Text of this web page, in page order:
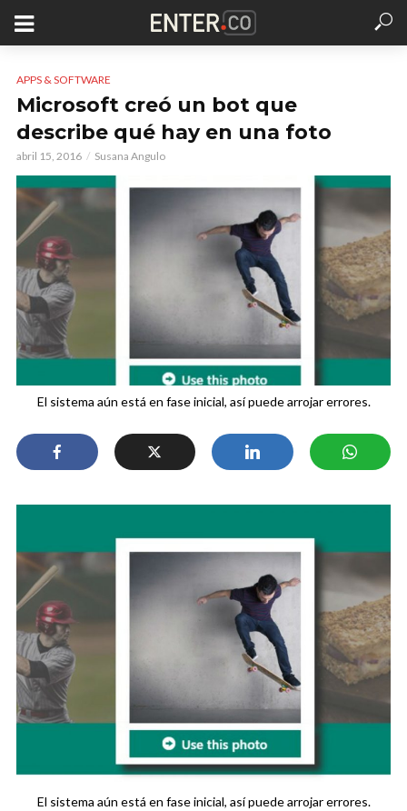
APPS & SOFTWARE
Microsoft creó un bot que
describe qué hay en una foto
abril 15, 2016 Susana Angulo
El sistema aún está en fase inicial, así puede arrojar errores.
El sistema aún está en fase inicial, así puede arrojar errores.